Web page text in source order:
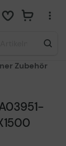
0 0
Zubehör